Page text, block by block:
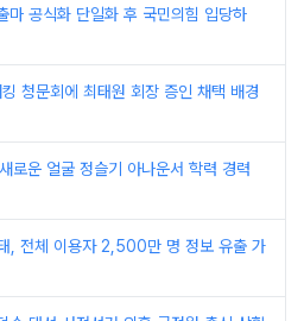
마 공식화 단일화 후 국민의힘 입당하
청문회에 최태원 회장 증인 채택 배경
로운 얼굴 정슬기 아나운서 학력 경력
, 전체 이용자 2,500만 명 정보 유출 가